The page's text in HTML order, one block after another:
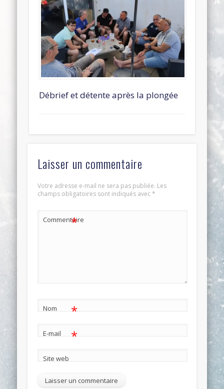
Débrief et détente après la plongée
Laisser un commentaire
Votre adresse e-mail ne sera pas publiée. Les
champs obligatoires sont indiqués avec*
Commentaire
*
Nom *
E-mail *
Site web